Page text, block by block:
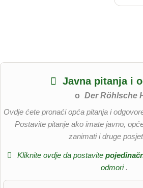
Javna pitanja i
o Der Röhlsche
Ovdje ćete pronaći opća pitanja i
Postavite pitanje ako imate javno,
zanimati i druge
Kliknite ovdje da postavite
odmori .